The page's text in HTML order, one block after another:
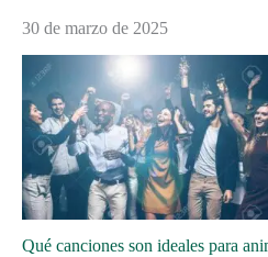
30 de marzo de 2025
Qué canciones son ideales para